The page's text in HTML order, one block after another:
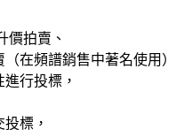
價拍賣、
在頻譜銷售中著名使用）
行投標，
標，